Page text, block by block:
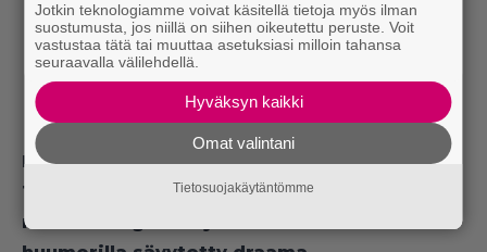
Lue myös: Nyt ilmaiskatselussa:
Täydelliseltä näyttävän perheen julkisivu
murtuu – Sigourney Weaverin mustalla
Jotkin teknologiamme voivat käsitellä tietoja myös ilman
suostumusta, jos niillä on siihen oikeutettu peruste. Voit
vastustaa tätä tai muuttaa asetuksiasi milloin tahansa
seuraavalla välilehdellä.
Hyväksyn kaikki
Omat valintani
Tietosuojakäytäntömme